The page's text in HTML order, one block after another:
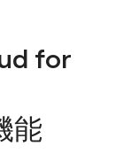
for
能